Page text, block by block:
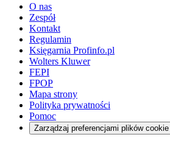
O nas
Zespół
Kontakt
Regulamin
Księgarnia Profinfo.pl
Wolters Kluwer
FEPI
FPOP
Mapa strony
Polityka prywatności
Pomoc
Zarządzaj preferencjami plików cookie